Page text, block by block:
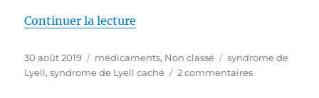
Continuer la lecture
Publié
le
30 août 2019 Catégories
médicaments, Non classé Étiquettes
syndrome de
Lyell,syndrome de Lyell caché 2 commentaires